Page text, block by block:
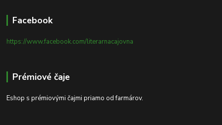
Facebook
https://www.facebook.com/literarnacajovna
Prémiové čaje
Eshop s prémiovými čajmi priamo od farmárov.